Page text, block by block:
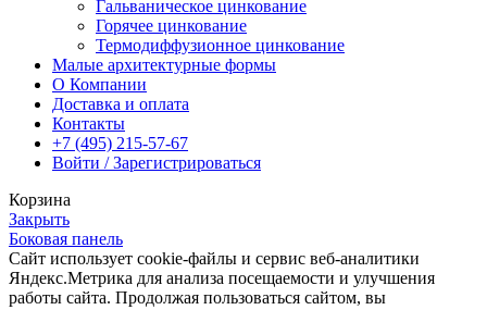
Гальваническое цинкование
Горячее цинкование
Термодиффузионное цинкование
Малые архитектурные формы
О Компании
Доставка и оплата
Контакты
+7 (495) 215-57-67
Войти / Зарегистрироваться
Корзина
Закрыть
Боковая панель
Сайт использует cookie-файлы и сервис веб-аналитики
Яндекс.Метрика для анализа посещаемости и улучшения
работы сайта. Продолжая пользоваться сайтом, вы